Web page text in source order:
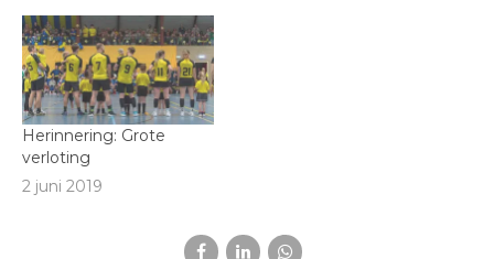
Herinnering: Grote
verloting
2 juni 2019